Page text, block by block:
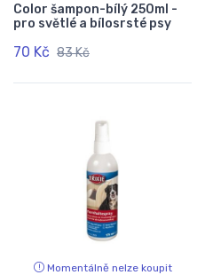
Color šampon-bílý 250ml -
pro světlé a bílosrsté psy
70 Kč 83 Kč
Momentálně nelze koupit